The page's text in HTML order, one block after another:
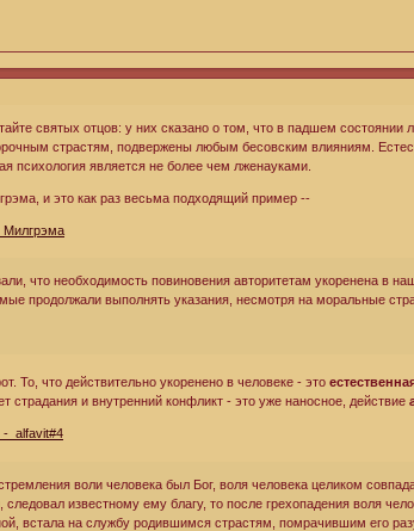
святых отцов: у них сказано о том, что в падшем состоянии
страстям, подвержены любым бесовским влияниям.
психология является не более чем лженауками.
и это как раз весьма подходящий пример --
что необходимость повиновения авторитетам укоренена в
продолжали выполнять указания, несмотря на моральные
То, что действительно укоренено в человеке - это
страдания и внутренний конфликт - это уже наносное, действие
_alfavit#4
воли человека был Бог, воля человека целиком
известному ему благу, то после грехопадения воля
встала на службу родившимся страстям, помрачившим его